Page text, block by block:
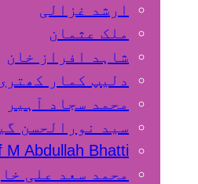
ارشد غزالی
ملک عثمان
شاہد افراز خان
دلیپ کمار
محمد سجاد آہیر
سید نورالحسن
M Abdullah Bhatti
محمد سعد علی